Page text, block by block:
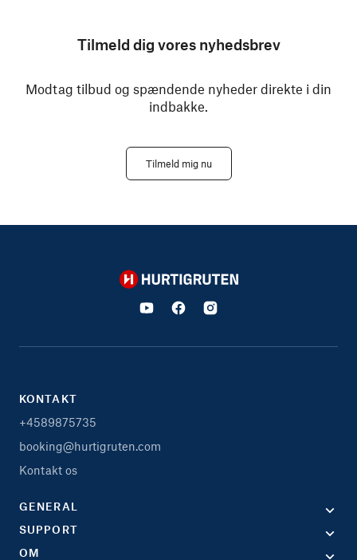
Tilmeld dig vores nyhedsbrev
Modtag tilbud og spændende nyheder direkte i din
indbakke.
Tilmeld mig nu
Hurtigruten
KONTAKT
+4589875735
booking@hurtigruten.com
Kontakt os
GENERAL
SUPPORT
OM